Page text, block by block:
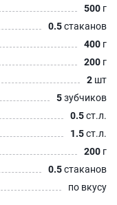
500 г
0.5стаканов
400 г
200 г
2 шт
5зубчиков
0.5ст.л.
1.5ст.л.
200 г
0.5стаканов
по вкусу